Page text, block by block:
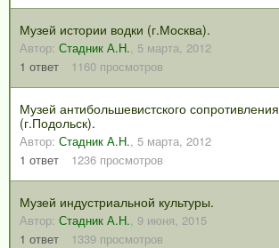
Музей истории водки (г.Москва).
Автор: Стадник А.Н., 5 марта, 2012
1 ответ 1160 просмотров
Музей антибольшевистского сопротивления
(г.Подольск).
Автор: Стадник А.Н., 5 марта, 2012
1 ответ 1236 просмотров
Музей индустриальной культуры.
Автор: Стадник А.Н., 9 июня, 2015
1 ответ 1339 просмотров